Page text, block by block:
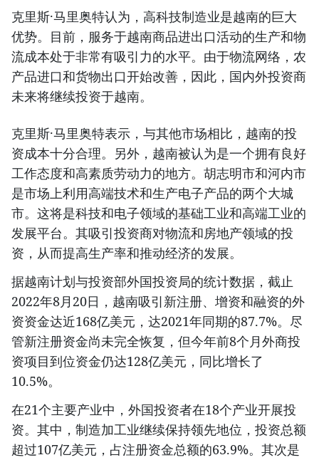
克里斯·马里奥特认为，高科技制造业是越南的巨大
优势。目前，服务于越南商品进出口活动的生产和物
流成本处于非常有吸引力的水平。由于物流网络，农
产品进口和货物出口开始改善，因此，国内外投资商
未来将继续投资于越南。
克里斯·马里奥特表示，与其他市场相比，越南的投
资成本十分合理。另外，越南被认为是一个拥有良好
工作态度和高素质劳动力的地方。胡志明市和河内市
是市场上利用高端技术和生产电子产品的两个大城
市。这将是科技和电子领域的基础工业和高端工业的
发展平台。其吸引投资商对物流和房地产领域的投
资，从而提高生产率和推动经济的发展。
据越南计划与投资部外国投资局的统计数据，截止
2022年8月20日，越南吸引新注册、增资和融资的外
资资金达近168亿美元，达2021年同期的87.7%。尽
管新注册资金尚未完全恢复，但今年前8个月外商投
资项目到位资金仍达128亿美元，同比增长了
10.5%。
在21个主要产业中，外国投资者在18个产业开展投
资。其中，制造加工业继续保持领先地位，投资总额
超过107亿美元，占注册资金总额的63.9%。其次是